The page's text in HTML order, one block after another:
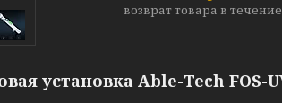
возврат товара в
установка Able-Tech FOS-